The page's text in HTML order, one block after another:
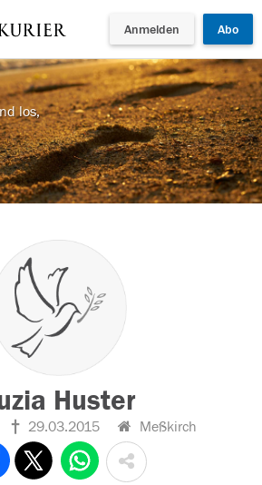
Anmelden Abo
los,
Huster
29.03.2015 Meßkirch